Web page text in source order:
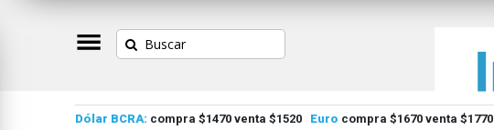
Dólar BCRA: compra $1470 venta $1520 Euro compra $1670 venta $1770